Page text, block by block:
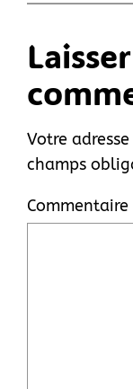
Votre
champs
Commentaire